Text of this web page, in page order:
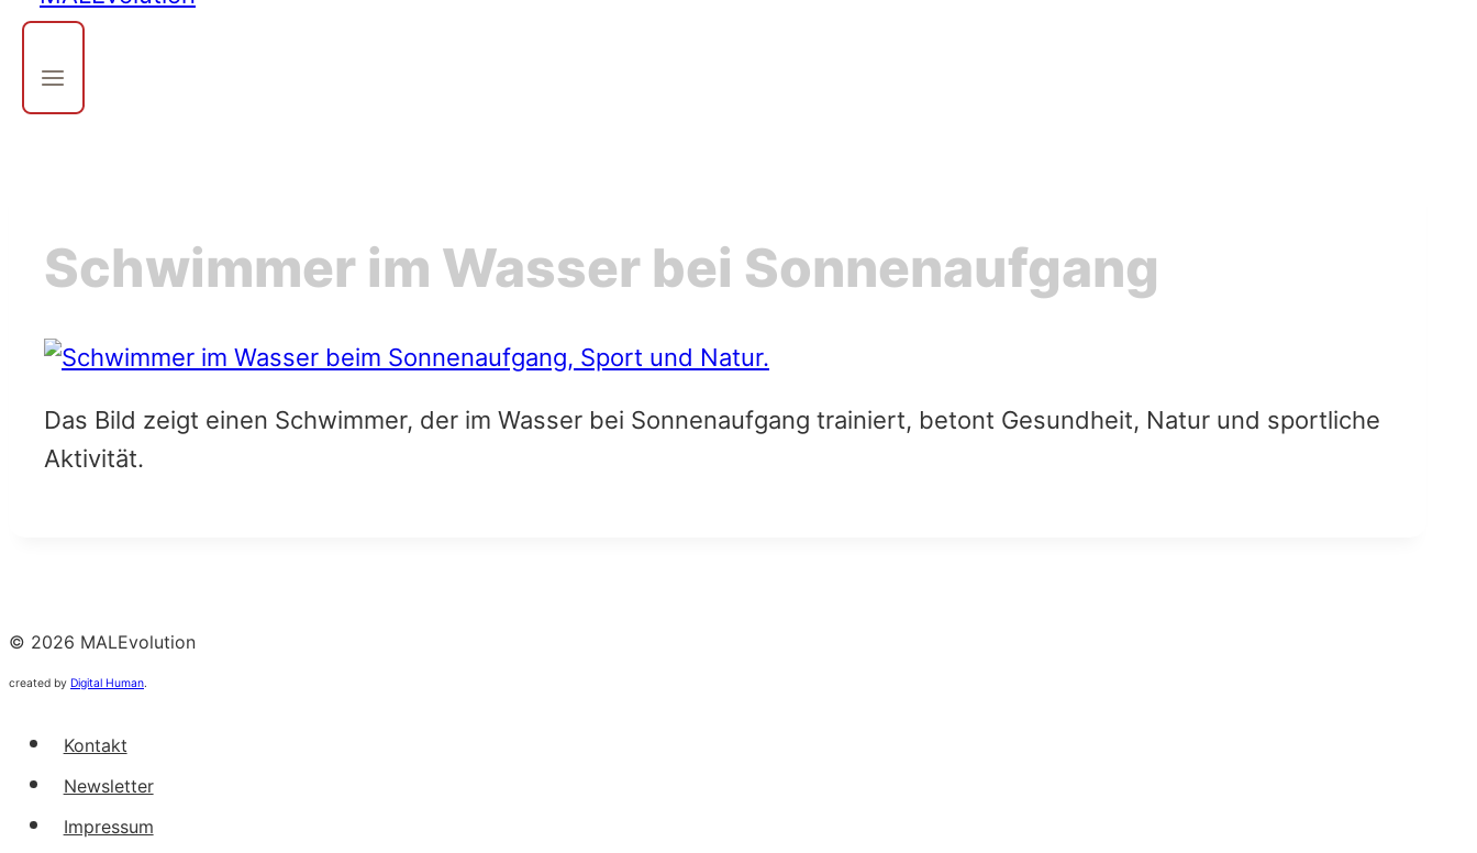
Schwimmer im Wasser bei Sonnenaufgang
Das Bild zeigt einen Schwimmer, der im Wasser bei Sonnenaufgang trainiert, betont Gesundheit, Natur und sportliche
Aktivität.
© 2026 MALEvolution
created by Digital Human.
Kontakt
Newsletter
Impressum